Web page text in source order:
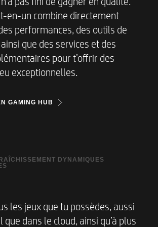
de taux de rafraîchissement
de performance
aux spécifications standard
les fabricants de composants HP ;
réelles peuvent être
inférieures.
aux spécifications standard
inférieure,
en-un combine directement
performances, des outils de
que des services et des
pour t’offrir des
exceptionnelles.
GAMING HUB
Booster pour augmenter
tes performances gaming (FPS)
DYNAMIQUES
d’énergie et optimise
la batterie jusqu’à 7 %
les jeux que tu possèdes, aussi
que dans le cloud, ainsi qu’à plus